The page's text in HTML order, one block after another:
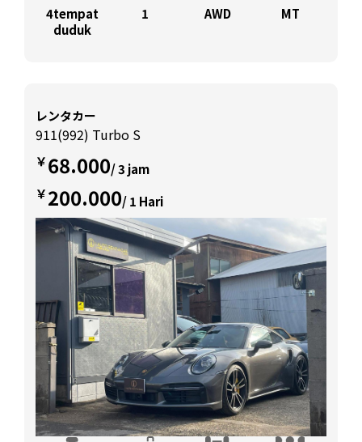
4tempat
duduk
1 AWD MT
レンタカー
911(992) Turbo S
￥68.000/ 3 jam
￥200.000/ 1 Hari